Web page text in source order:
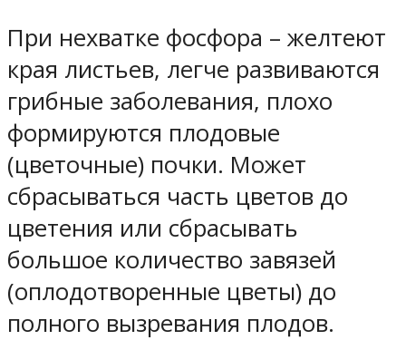
При нехватке фосфора – желтеют
края листьев, легче развиваются
грибные заболевания, плохо
формируются плодовые
(цветочные) почки. Может
сбрасываться часть цветов до
цветения или сбрасывать
большое количество завязей
(оплодотворенные цветы) до
полного вызревания плодов.